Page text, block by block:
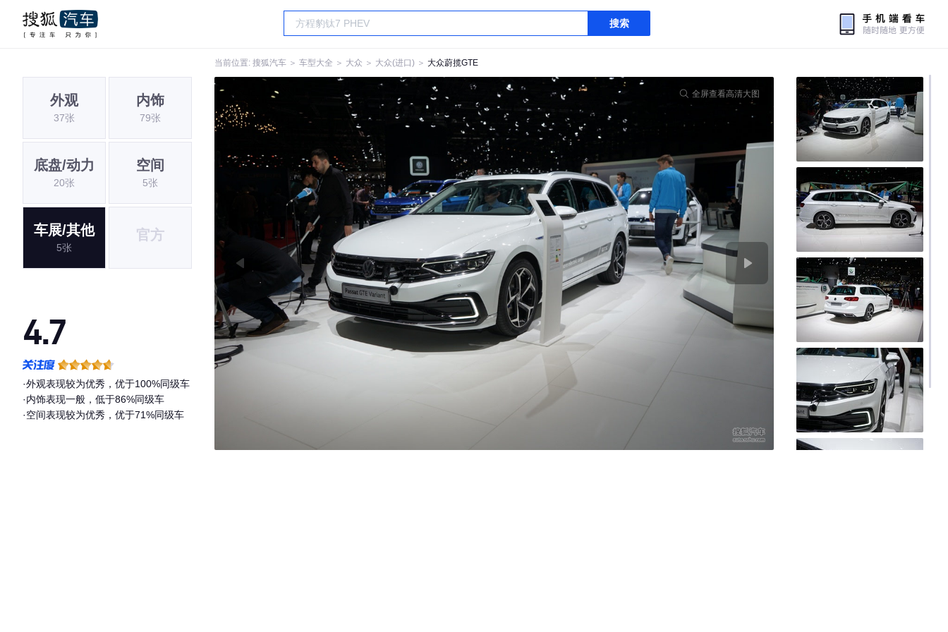
搜索
当前位置: 搜狐汽车 ＞ 车型大全 ＞ 大众 ＞ 大众(进口) ＞ 大众蔚揽GTE
外观
37张
内饰
79张
底盘/动力
20张
空间
5张
车展/其他
5张
官方
4.7
·外观表现较为优秀，优于100%同级车
·内饰表现一般，低于86%同级车
·空间表现较为优秀，优于71%同级车
全屏查看高清大图